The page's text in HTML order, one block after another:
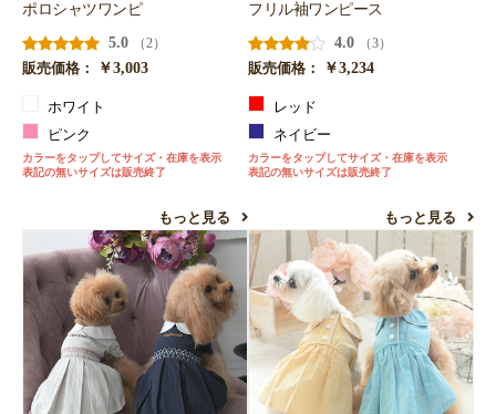
ポロシャツワンピ
5.0
（2）
販売価格：
￥3,003
ホワイト
ピンク
カラーをタップしてサイズ・在庫を表示
表記の無いサイズは販売終了
もっと見る
フリル袖ワンピース
4.0
（3）
販売価格：
￥3,234
レッド
ネイビー
カラーをタップしてサイズ・在庫を表示
表記の無いサイズは販売終了
もっと見る